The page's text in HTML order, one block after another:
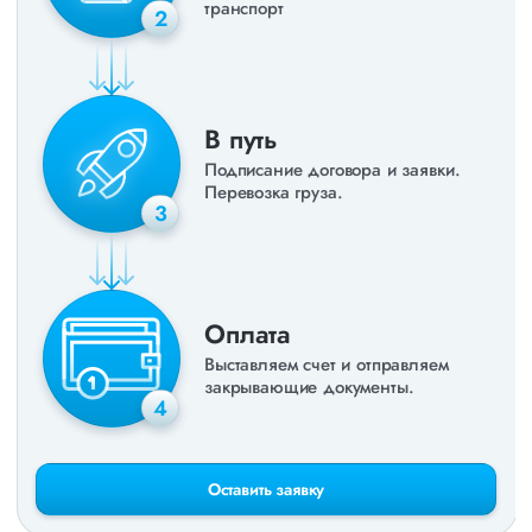
2
транспорт
3
В путь
Подписание договора и заявки.
Перевозка груза.
4
Оплата
Выставляем счет и отправляем
закрывающие документы.
Оставить заявку